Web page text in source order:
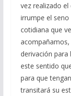
vez realizado
irrumpe el
cotidiana que
derivación
este sentido
para que
transitará su